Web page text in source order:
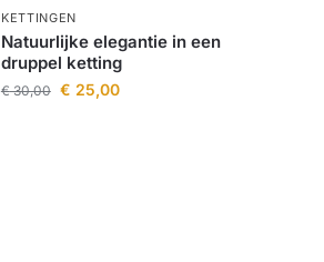
KETTINGEN
Natuurlijke elegantie in een
druppel ketting
€30,00 € 25,00